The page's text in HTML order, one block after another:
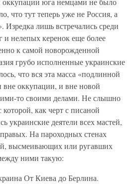
что тут теперь уже не Россия, а
Изредка лишь встречались среди
и нелепых керенок еще более
к самой новорожденной
грубо исполненные украинские
что вся эта масса «подлинной
вне оккупации, и вне новой
то своими делами. Не слышно
как черт с писаной
украинские деятели всех мастей,
На пароходных стенах
высмеивающих или ругавших
ними такую:
От Киева до Берлина.